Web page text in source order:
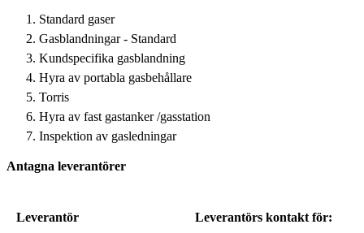
Standard gaser
Gasblandningar - Standard
Kundspecifika gasblandning
Hyra av portabla gasbehållare
Torris
Hyra av fast gastanker /gasstation
Inspektion av gasledningar
Antagna leverantörer
Leverantör Leverantörs kontakt för: